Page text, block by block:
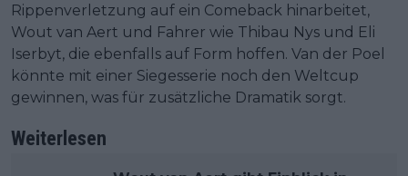
Rippenverletzung auf ein Comeback hinarbeitet,
Wout van Aert und Fahrer wie Thibau Nys und Eli
Iserbyt, die ebenfalls auf Form hoffen. Van der Poel
könnte mit einer Siegesserie noch den Weltcup
gewinnen, was für zusätzliche Dramatik sorgt.
Weiterlesen